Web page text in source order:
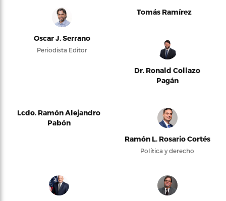
Oscar J. Serrano
Periodista Editor
Tomás Ramírez
Dr. Ronald Collazo
Pagán
Lcdo. Ramón Alejandro
Pabón
Ramón L. Rosario Cortés
Política y derecho